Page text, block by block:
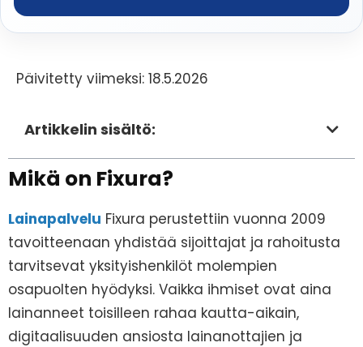
Päivitetty viimeksi: 18.5.2026
Artikkelin sisältö:
Mikä on Fixura?
Lainapalvelu Fixura perustettiin vuonna 2009
tavoitteenaan yhdistää sijoittajat ja rahoitusta
tarvitsevat yksityishenkilöt molempien
osapuolten hyödyksi. Vaikka ihmiset ovat aina
lainanneet toisilleen rahaa kautta-aikain,
digitaalisuuden ansiosta lainanottajien ja